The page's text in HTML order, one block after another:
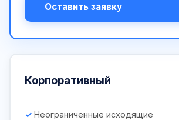
Оставить заявку
Корпоративный
Неограниченные исходящие